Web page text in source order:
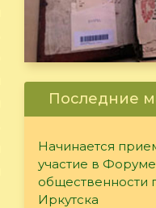
Последние
Начинается
участие в Форуме
общественности
Иркутска